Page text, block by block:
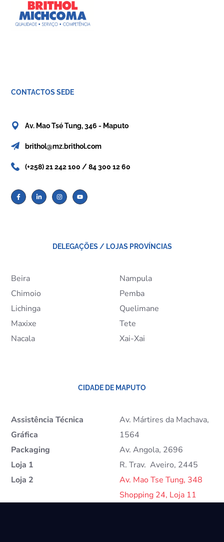
CONTACTOS SEDE
Av. Mao Tsé Tung, 346 - Maputo
brithol@mz.brithol.com
(+258) 21 242 100 / 84 300 12 60
DELEGAÇÕES / LOJAS PROVÍNCIAS
Beira
Chimoio
Lichinga
Maxixe
Nacala
Nampula
Pemba
Quelimane
Tete
Xai-Xai
CIDADE DE MAPUTO
Assistência Técnica
Gráfica
Packaging
Loja 1
Loja 2
Av. Mártires da Machava,
1564
Av. Angola, 2696
R. Trav. Aveiro, 2445
Av. Mao Tse Tung, 348
Shopping 24, Loja 11